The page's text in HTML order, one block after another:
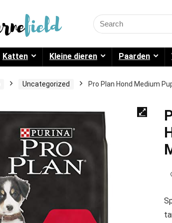
Search
for:
Katten Kleine dieren Paarden
Uncategorized Pro Plan Hond Medium